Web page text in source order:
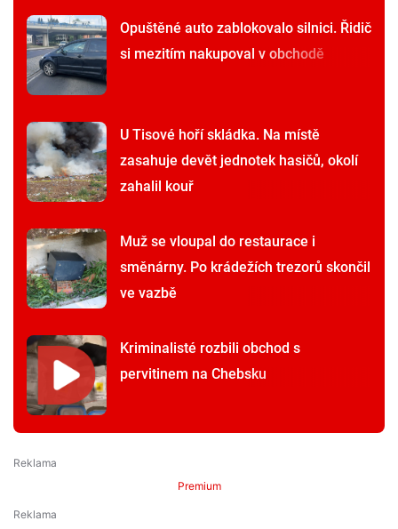
Opuštěné auto zablokovalo silnici. Řidič
si mezitím nakupoval v obchodě
U Tisové hoří skládka. Na místě
zasahuje devět jednotek hasičů, okolí
zahalil kouř
Muž se vloupal do restaurace i
směnárny. Po krádežích trezorů skončil
ve vazbě
Kriminalisté rozbili obchod s
pervitinem na Chebsku
Premium